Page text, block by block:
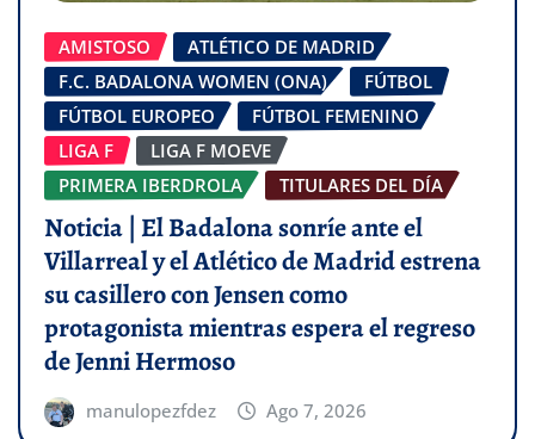
AMISTOSO
ATLÉTICO DE MADRID
F.C. BADALONA WOMEN (ONA)
FÚTBOL
FÚTBOL EUROPEO
FÚTBOL FEMENINO
LIGA F
LIGA F MOEVE
PRIMERA IBERDROLA
TITULARES DEL DÍA
Noticia | El Badalona sonríe ante el
Villarreal y el Atlético de Madrid estrena
su casillero con Jensen como
protagonista mientras espera el regreso
de Jenni Hermoso
manulopezfdez Ago 7, 2026